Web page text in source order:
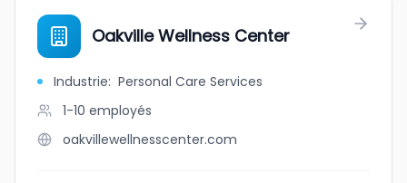
Oakville Wellness Center
Industrie: Personal Care Services
1-10 employés
oakvillewellnesscenter.com